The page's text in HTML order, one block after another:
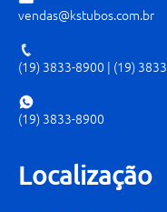
vendas@kstubos.com.br
(19) 3833-8900 | (19)
(19) 3833-8900
Localização